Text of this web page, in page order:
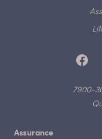
7900-
Assurance